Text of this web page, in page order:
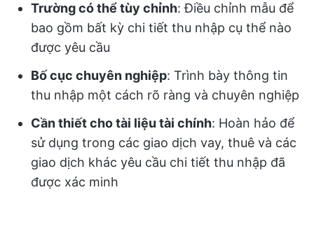
Trường có thể tùy chỉnh: Điều chỉnh mẫu để
bao gồm bất kỳ chi tiết thu nhập cụ thể nào
được yêu cầu
Bố cục chuyên nghiệp: Trình bày thông tin
thu nhập một cách rõ ràng và chuyên nghiệp
Cần thiết cho tài liệu tài chính: Hoàn hảo để
sử dụng trong các giao dịch vay, thuê và các
giao dịch khác yêu cầu chi tiết thu nhập đã
được xác minh